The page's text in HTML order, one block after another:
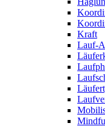
Kraft
Lauf-